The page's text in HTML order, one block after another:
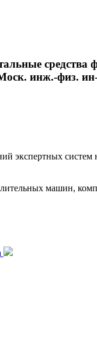
средства
инж.-физ.
экспертных
машин,